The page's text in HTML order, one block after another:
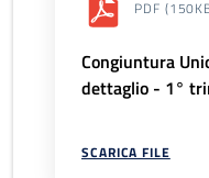
PDF
Congiuntura
dettaglio - 1°
SCARICA FILE